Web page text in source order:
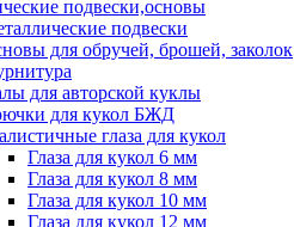
подвески,основы
подвески
для обручей, брошей, заколок
для авторской куклы
для кукол БЖД
глаза для кукол
Глаза для кукол 6 мм
Глаза для кукол 8 мм
Глаза для кукол 10 мм
Глаза для кукол 12 мм